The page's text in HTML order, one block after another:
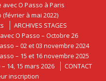
O Passo à Paris
à mai 2022)
ARCHIVES STAGES
O Passo – Octobre 26
– 02 et 03 novembre 2024
– 15 et 16 novembre 2025
14, 15 mars 2026
CONTACT
inscription